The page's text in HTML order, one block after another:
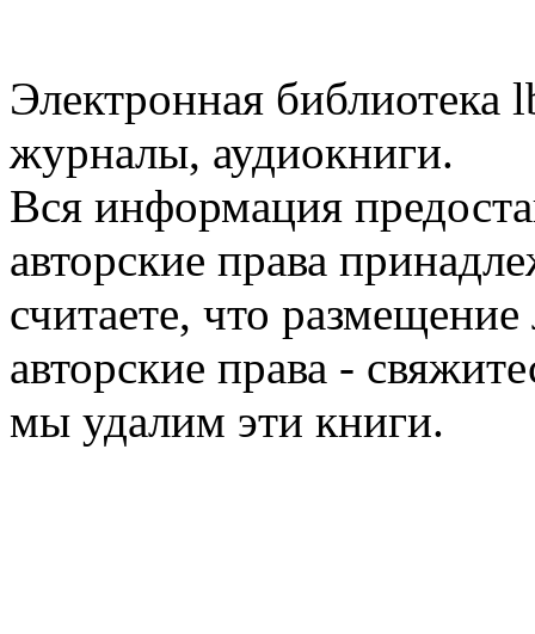
Электронная библиотека
журналы, аудиокниги.
Вся информация
авторские права
считаете, что
авторские права -
мы удалим эти книги.